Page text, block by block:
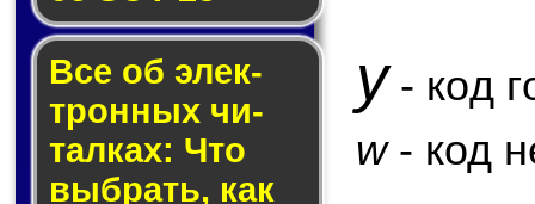
Все об элек­
трон­ных чи­
тал­ках: Что
выб­рать, как
y- код
w- код